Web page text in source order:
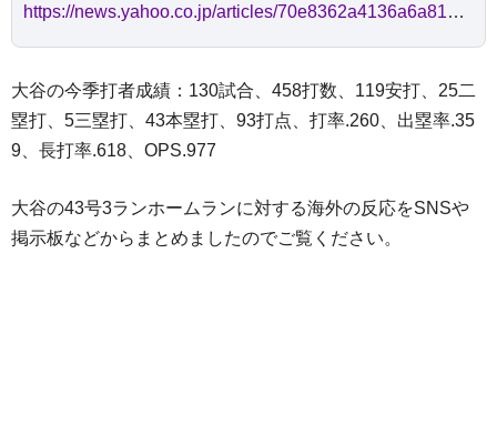
https://news.yahoo.co.jp/articles/70e8362a4136a6a81e6c6bcadcf2a0dbcd11aaf2
大谷の今季打者成績：130試合、458打数、119安打、25二
塁打、5三塁打、43本塁打、93打点、打率.260、出塁率.35
9、長打率.618、OPS.977
大谷の43号3ランホームランに対する海外の反応をSNSや
掲示板などからまとめましたのでご覧ください。